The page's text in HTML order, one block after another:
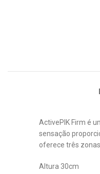
ActivePIK Firm é
sensação
oferece três
Altura 30cm